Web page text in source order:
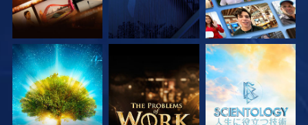
シリーズを探求 シリーズを探求 シリーズを探求